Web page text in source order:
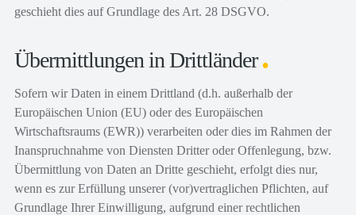
geschieht dies auf Grundlage des Art. 28 DSGVO.
Übermittlungen in Drittländer
Sofern wir Daten in einem Drittland (d.h. außerhalb der
Europäischen Union (EU) oder des Europäischen
Wirtschaftsraums (EWR)) verarbeiten oder dies im Rahmen der
Inanspruchnahme von Diensten Dritter oder Offenlegung, bzw.
Übermittlung von Daten an Dritte geschieht, erfolgt dies nur,
wenn es zur Erfüllung unserer (vor)vertraglichen Pflichten, auf
Grundlage Ihrer Einwilligung, aufgrund einer rechtlichen